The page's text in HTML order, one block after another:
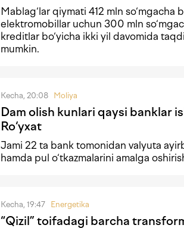
Mablag‘lar qiymati 412 mln so‘mgacha
elektromobillar uchun 300 mln
kreditlar bo‘yicha ikki yil davomida
mumkin.
Kecha, 20:08 Moliya
Dam olish kunlari qaysi banklar
Ro‘yxat
Jami 22 ta bank tomonidan valyuta
hamda pul o‘tkazmalarini amalga
Kecha, 19:47 Energetika
“Qizil” toifadagi barcha